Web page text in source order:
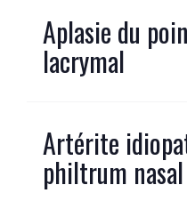
Aplasie du
lacrymal
Artérite
philtrum nasal